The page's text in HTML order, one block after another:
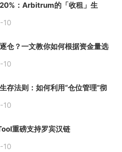
：Arbitrum的「收租」生
10
仓？一文教你如何根据资金量选
10
存法则：如何利用“仓位管理”彻
10
重磅支持罗宾汉链
10